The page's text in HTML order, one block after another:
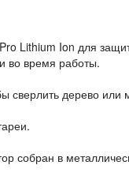
Lithium Ion для
во время работы.
сверлить дерево или
собран в